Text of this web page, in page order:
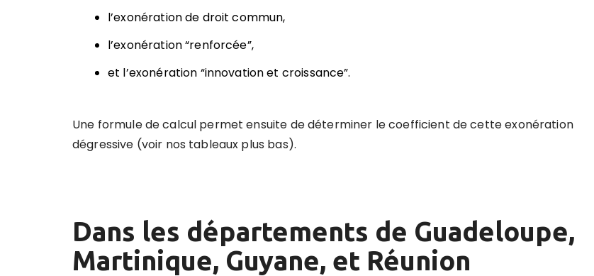
l’exonération de droit commun,
l’exonération “renforcée”,
et l’exonération “innovation et croissance”.
Une formule de calcul permet ensuite de déterminer le coefficient de cette exonération
dégressive (voir nos tableaux plus bas).
Dans les départements de Guadeloupe,
Martinique, Guyane, et Réunion